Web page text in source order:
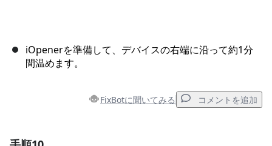
iOpenerを準備して、デバイスの右端に沿って約1分
間温めます。
FixBotに聞いてみる コメントを追加